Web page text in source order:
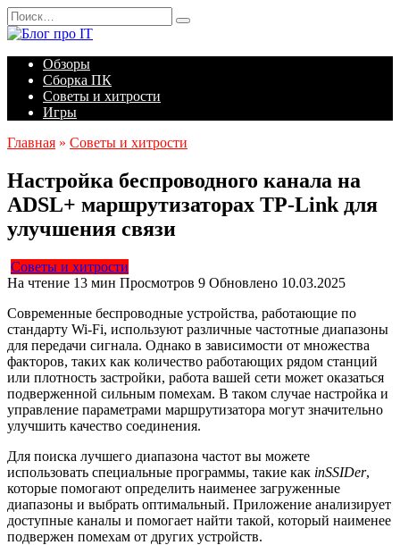
Перейти
к
содержанию
Search
for:
Обзоры
Сборка ПК
Советы и хитрости
Игры
Главная » Советы и хитрости
Настройка беспроводного канала на
ADSL+ маршрутизаторах TP-Link для
улучшения связи
Советы и хитрости
На чтение 13 мин Просмотров 9 Обновлено 10.03.2025
Современные беспроводные устройства, работающие по
стандарту Wi-Fi, используют различные частотные диапазоны
для передачи сигнала. Однако в зависимости от множества
факторов, таких как количество работающих рядом станций
или плотность застройки, работа вашей сети может оказаться
подверженной сильным помехам. В таком случае настройка и
управление параметрами маршрутизатора могут значительно
улучшить качество соединения.
Для поиска лучшего диапазона частот вы можете
использовать специальные программы, такие как inSSIDer,
которые помогают определить наименее загруженные
диапазоны и выбрать оптимальный. Приложение анализирует
доступные каналы и помогает найти такой, который наименее
подвержен помехам от других устройств.